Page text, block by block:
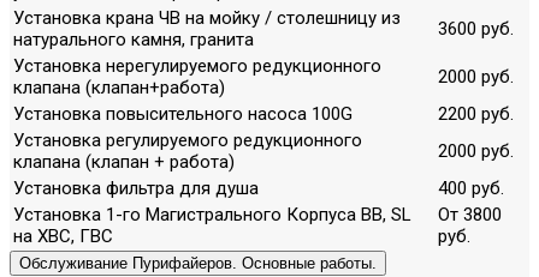
Установка крана ЧВ на мойку / столешницу из
натурального камня, гранита
3600 руб.
Установка нерегулируемого редукционного
клапана (клапан+работа)
2000 руб.
Установка повысительного насоса 100G
2200 руб.
Установка регулируемого редукционного
клапана (клапан + работа)
2000 руб.
Установка фильтра для душа
400 руб.
Установка 1-го Магистрального Корпуса ВВ, SL
на ХВС, ГВС
От 3800
руб.
Обслуживание Пурифайеров. Основные работы.